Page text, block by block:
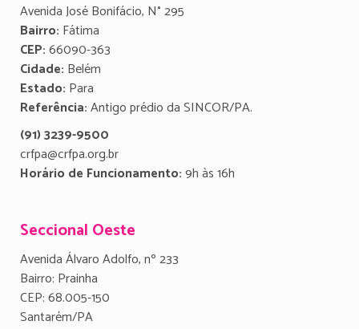
Avenida José Bonifácio, N° 295
Bairro: Fátima
CEP:66090-363
Cidade: Belém
Estado: Para
Referência:Antigo prédio da SINCOR/PA.
(91) 3239-9500
crfpa@crfpa.org.br
Horário de Funcionamento:9h às 16h
Seccional Oeste
Avenida Álvaro Adolfo, nº 233
Bairro: Prainha
CEP: 68.005-150
Santarém/PA